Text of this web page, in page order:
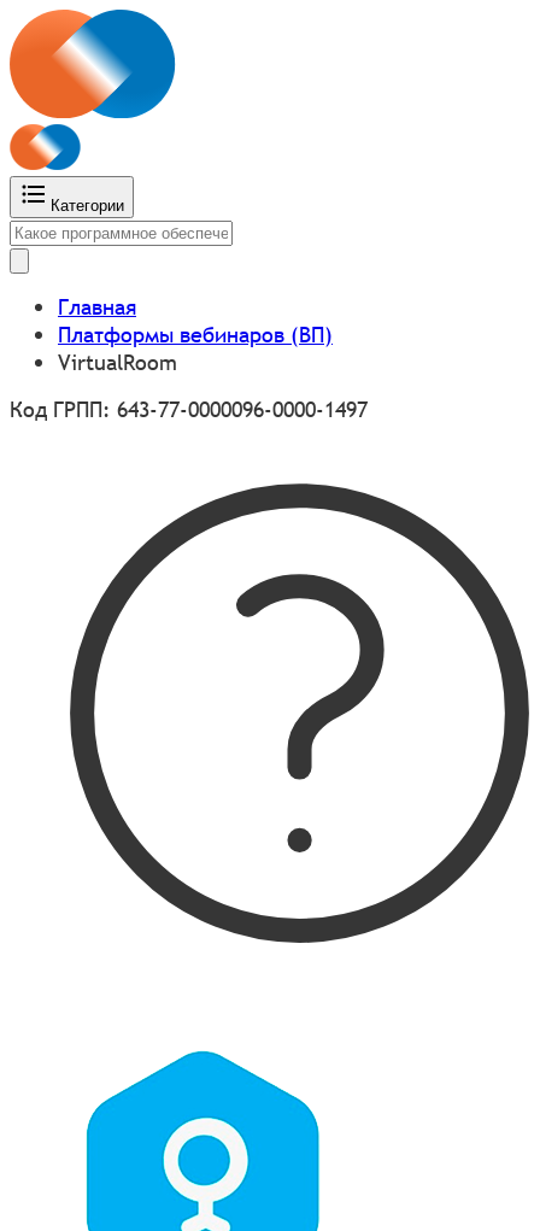
Категории
Главная
Платформы вебинаров (ВП)
VirtualRoom
Код ГРПП: 643-77-0000096-0000-1497